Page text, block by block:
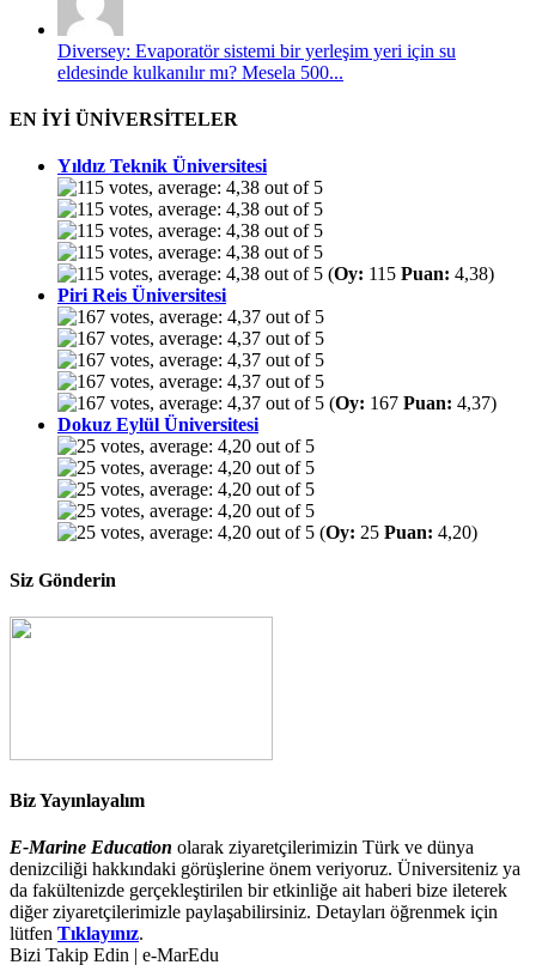
Diversey: Evaporatör sistemi bir yerleşim yeri için su
eldesinde kulkanılır mı? Mesela 500...
EN İYİ ÜNİVERSİTELER
Yıldız Teknik Üniversitesi
(Oy: 115 Puan: 4,38)
Piri Reis Üniversitesi
(Oy: 167 Puan: 4,37)
Dokuz Eylül Üniversitesi
(Oy: 25 Puan: 4,20)
Siz Gönderin
Biz Yayınlayalım
E-Marine Education olarak ziyaretçilerimizin Türk ve dünya
denizciliği hakkındaki görüşlerine önem veriyoruz. Üniversiteniz ya
da fakültenizde gerçekleştirilen bir etkinliğe ait haberi bize ileterek
diğer ziyaretçilerimizle paylaşabilirsiniz. Detayları öğrenmek için
lütfen Tıklayınız.
Bizi Takip Edin | e-MarEdu